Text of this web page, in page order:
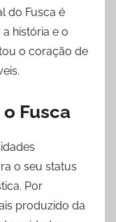
do Fusca é
história e o
o coração de
Fusca
o seu status
Por
produzido da